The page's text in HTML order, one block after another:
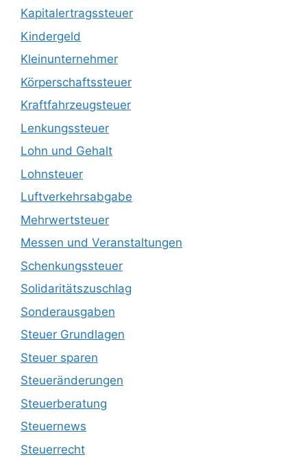
Kapitalertragssteuer
Kindergeld
Kleinunternehmer
Körperschaftssteuer
Kraftfahrzeugsteuer
Lenkungssteuer
Lohn und Gehalt
Lohnsteuer
Luftverkehrsabgabe
Mehrwertsteuer
Messen und Veranstaltungen
Schenkungssteuer
Solidaritätszuschlag
Sonderausgaben
Steuer Grundlagen
Steuer sparen
Steueränderungen
Steuerberatung
Steuernews
Steuerrecht